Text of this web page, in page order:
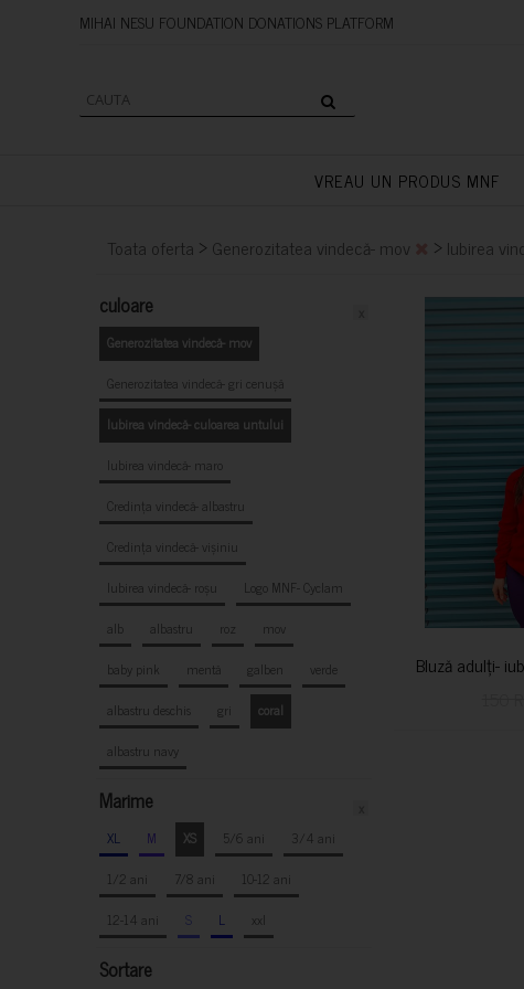
MIHAI NESU FOUNDATION
VREAU UN PRODUS MNF
Toata oferta > Generozitatea vindecă- mov > Iubirea
culoare
Generozitatea vindecă- mov
Generozitatea vindecă- gri cenușă
Iubirea vindecă- culoarea untului
Iubirea vindecă- maro
Credința vindecă- albastru
Credința vindecă- vișiniu
Iubirea vindecă- roșu
Logo MNF- Cyclam
alb
albastru roz
mov
baby pink
mentă galben
verde
albastru deschis
gri
coral
albastru navy
Marime
XL M XS 5/6 ani
3/4 ani
1/2 ani
7/8 ani
10-12 ani
12-14 ani
S L xxl
Sortare
Bluză adulți-